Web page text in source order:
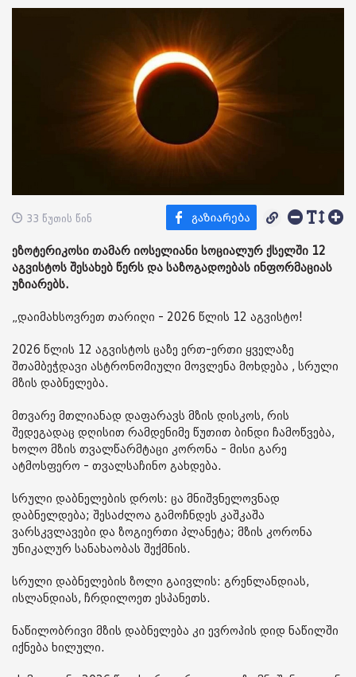
33 წუთის წინ
ეზოტერიკოსი თამარ იოსელიანი სოციალურ ქსელში 12
აგვისტოს შესახებ წერს და საზოგადოებას ინფორმაციას
უზიარებს.
„დაიმახსოვრეთ თარიღი - 2026 წლის 12 აგვისტო!
2026 წლის 12 აგვისტოს ცაზე ერთ-ერთი ყველაზე
შთამბეჭდავი ასტრონომიული მოვლენა მოხდება , სრული
მზის დაბნელება.
მთვარე მთლიანად დაფარავს მზის დისკოს, რის
შედეგადაც დღისით რამდენიმე წუთით ბინდი ჩამოწვება,
ხოლო მზის თვალწარმტაცი კორონა - მისი გარე
ატმოსფერო - თვალსაჩინო გახდება.
სრული დაბნელების დროს: ცა მნიშვნელოვნად
დაბნელდება; შესაძლოა გამოჩნდეს კაშკაშა
ვარსკვლავები და ზოგიერთი პლანეტა; მზის კორონა
უნიკალურ სანახაობას შექმნის.
სრული დაბნელების ზოლი გაივლის: გრენლანდიას,
ისლანდიას, ჩრდილოეთ ესპანეთს.
ნაწილობრივი მზის დაბნელება კი ევროპის დიდ ნაწილში
იქნება ხილული.